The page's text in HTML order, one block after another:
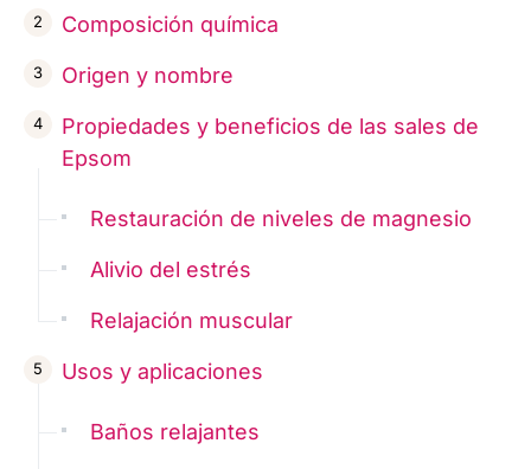
Composición química
Origen y nombre
Propiedades y beneficios de las sales de
Epsom
Restauración de niveles de magnesio
Alivio del estrés
Relajación muscular
Usos y aplicaciones
Baños relajantes